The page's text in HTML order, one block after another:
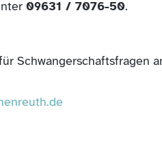
09631 / 7076-50.
Schwangerschaftsfragen